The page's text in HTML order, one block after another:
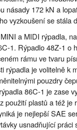
násady 172 kN a
vyzkoušení se stála
a MIDI rýpadla,
1. Rýpadlo 48Z-1 o
rámu ve tvaru
rýpadla je volitelně k
pouzdry
86C-1 je zase
použití plastů a též je
je nejlepší SAE
usnadňující práci